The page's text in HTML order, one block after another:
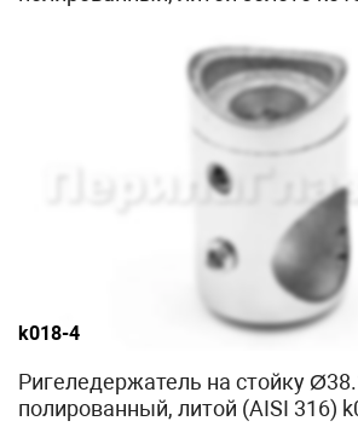
k018-4
Ригеледержатель на стойку
полированный, литой (AISI 316)